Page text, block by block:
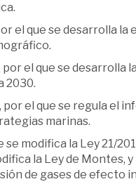
el que se desarrolla
el que se desarrolla
2030.
el que se regula el
marinas.
modifica la Ley 21/
la Ley de Montes,
de gases de efecto